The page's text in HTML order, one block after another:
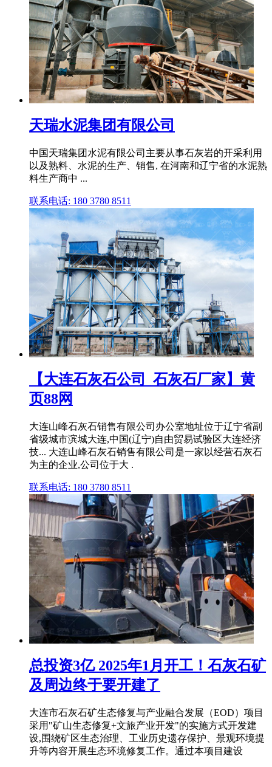
天瑞水泥集团有限公司
中国天瑞集团水泥有限公司主要从事石灰岩的开采利用
以及熟料、水泥的生产、销售, 在河南和辽宁省的水泥熟
料生产商中 ...
联系电话: 180 3780 8511
【大连石灰石公司_石灰石厂家】黄
页88网
大连山峰石灰石销售有限公司办公室地址位于辽宁省副
省级城市滨城大连,中国(辽宁)自由贸易试验区大连经济
技... 大连山峰石灰石销售有限公司是一家以经营石灰石
为主的企业,公司位于大 .
联系电话: 180 3780 8511
总投资3亿 2025年1月开工！石灰石矿
及周边终于要开建了
大连市石灰石矿生态修复与产业融合发展（EOD）项目
采用"矿山生态修复+文旅产业开发"的实施方式开发建
设,围绕矿区生态治理、工业历史遗存保护、景观环境提
升等内容开展生态环境修复工作。通过本项目建设